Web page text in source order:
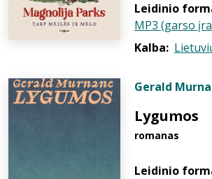
Leidinio
MP3 (garso
Kalba:
Gerald
Lygumos
romanas
Leidinio